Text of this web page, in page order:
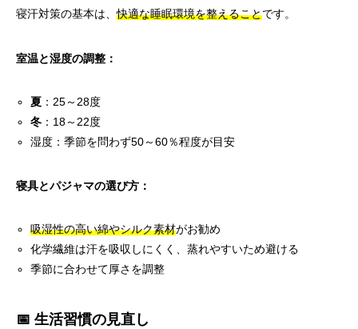
寝汗対策の基本は、快適な睡眠環境を整えることです。
室温と湿度の調整：
夏 ：25～28度
冬 ：18～22度
湿度：季節を問わず50～60％程度が目安
寝具とパジャマの選び方：
吸湿性の高い綿やシルク素材がお勧め
化学繊維は汗を吸収しにくく、蒸れやすいため避ける
季節に合わせて厚さを調整
📅 生活習慣の見直し